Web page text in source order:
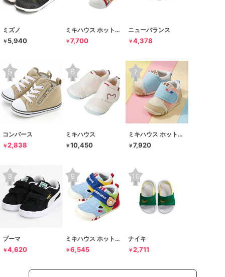
ミズノ
￥ 5,940
ミキハウス ホットビスケッツ
￥7,700
ニューバランス
￥4,378
コンバース
￥2,838
ミキハウス
￥10,450
ミキハウス ホットビスケッツ
￥7,920
プーマ
￥4,620
ミキハウス ホットビスケッツ
￥6,545
ナイキ
￥2,711